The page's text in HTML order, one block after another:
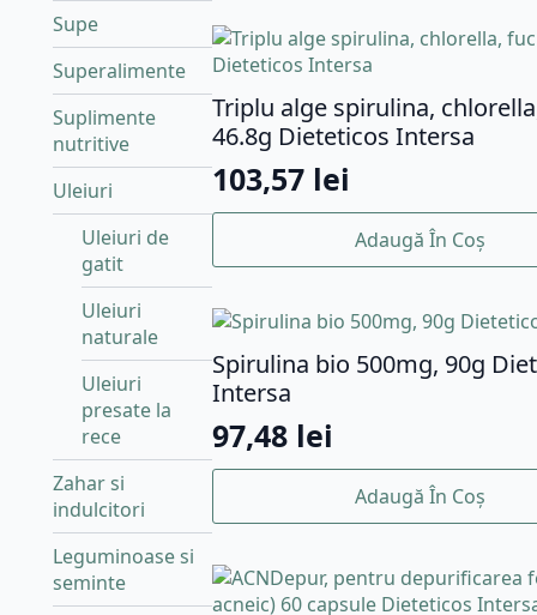
Supe
Superalimente
Suplimente
nutritive
Uleiuri
Uleiuri de
gatit
Uleiuri
naturale
Uleiuri
presate la
rece
Zahar si
indulcitori
Leguminoase si
seminte
Triplu alge spirulina,
46.8g Dieteticos Intersa
103,57 lei
Adaugă În Coș
Spirulina bio 500mg, 90g
Intersa
97,48 lei
Adaugă În Coș